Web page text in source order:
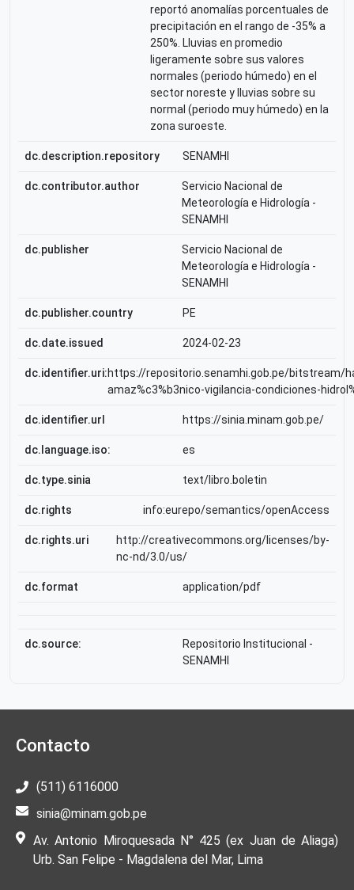
reportó anomalías porcentuales de
precipitación en el rango de -35% a
250%. Lluvias en promedio
ligeramente sobre sus valores
normales (periodo húmedo) en el
sector noreste y lluvias sobre su
normal (periodo muy húmedo) en la
zona suroeste.
dc.description.repository SENAMHI
dc.contributor.author
Servicio Nacional de
Meteorología e Hidrología -
SENAMHI
dc.publisher
Servicio Nacional de
Meteorología e Hidrología -
SENAMHI
dc.publisher.country PE
dc.date.issued 2024-02-23
dc.identifier.uri:https://repositorio.senamhi.gob.pe/bitstream/
amaz%c3%b3nico-vigilancia-condiciones-
dc.identifier.url https://sinia.minam.gob.pe/
dc.language.iso: es
dc.type.sinia text/libro.boletin
dc.rights info:eurepo/semantics/openAccess
dc.rights.uri
http://creativecommons.org/licenses/by-
nc-nd/3.0/us/
dc.format application/pdf
dc.source:
Repositorio Institucional -
SENAMHI
Contacto
(511) 6116000
sinia@minam.gob.pe
Av. Antonio Miroquesada N° 425 (ex Juan de Aliaga)
Urb. San Felipe - Magdalena del Mar, Lima